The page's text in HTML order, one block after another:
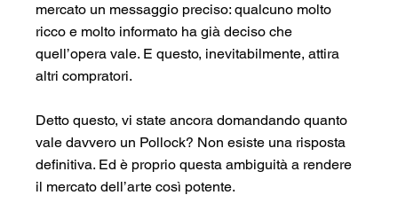
mercato un messaggio preciso: qualcuno molto
ricco e molto informato ha già deciso che
quell’opera vale. E questo, inevitabilmente, attira
altri compratori.
Detto questo, vi state ancora domandando quanto
vale davvero un Pollock? Non esiste una risposta
definitiva. Ed è proprio questa ambiguità a rendere
il mercato dell’arte così potente.